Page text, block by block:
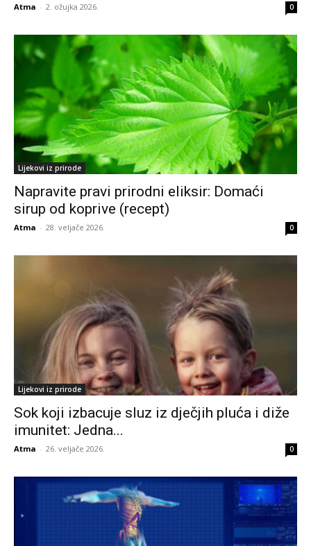
Atma - 2. ožujka 2026. 0
Lijekovi iz prirode
Napravite pravi prirodni eliksir: Domaći
sirup od koprive (recept)
Atma - 28. veljače 2026. 0
Lijekovi iz prirode
Sok koji izbacuje sluz iz dječjih pluća i diže
imunitet: Jedna...
Atma - 26. veljače 2026. 0